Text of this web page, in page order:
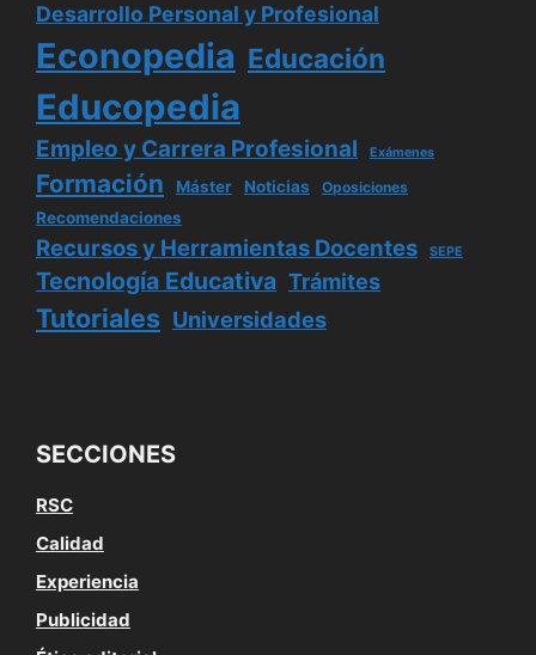
Desarrollo Personal y Profesional
Econopedia Educación
Educopedia
Empleo y Carrera Profesional Exámenes
Formación Máster Noticias Oposiciones
Recomendaciones
Recursos y Herramientas Docentes SEPE
Tecnología Educativa Trámites
Tutoriales Universidades
SECCIONES
RSC
Calidad
Experiencia
Publicidad